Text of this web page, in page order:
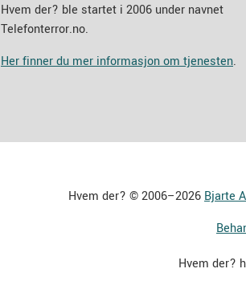
Hvem der? ble startet i 2006 under navnet
Telefonterror.no.
Her finner du mer informasjon om tjenesten.
Hvem der? © 2006–2026 Bjarte
Hvem der?